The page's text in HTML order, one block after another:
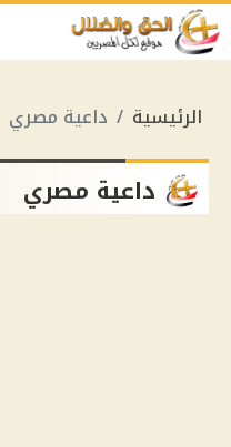
الرئيسية داعية مصري
داعية مصري